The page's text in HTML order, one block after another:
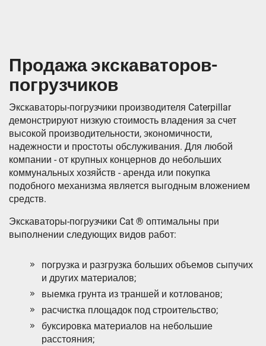
Продажа экскаваторов-
погрузчиков
Экскаваторы-погрузчики производителя Caterpillar
демонстрируют низкую стоимость владения за счет
высокой производительности, экономичности,
надежности и простоты обслуживания. Для любой
компании - от крупных концернов до небольших
коммунальных хозяйств - аренда или покупка
подобного механизма является выгодным вложением
средств.
Экскаваторы-погрузчики Cat ® оптимальны при
выполнении следующих видов работ:
погрузка и разгрузка больших объемов сыпучих
и других материалов;
выемка грунта из траншей и котлованов;
расчистка площадок под строительство;
буксировка материалов на небольшие
расстояния;